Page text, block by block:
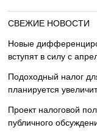
СВЕЖИЕ НОВОСТИ
Новые
вступят в силу с
Подоходный налог
планируется
Проект налоговой
публичного